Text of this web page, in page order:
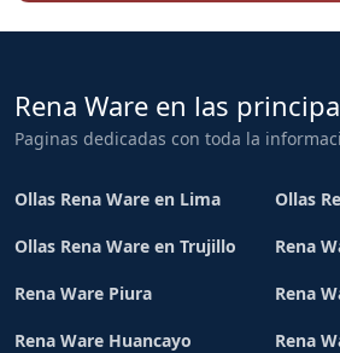
Rena Ware en las
Paginas dedicadas con toda la
Ollas Rena Ware en Lima Ollas
Ollas Rena Ware en Trujillo Rena
Rena Ware Piura Rena
Rena Ware Huancayo Rena